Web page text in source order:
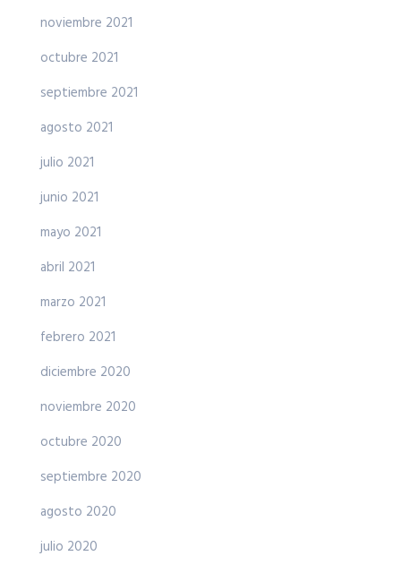
noviembre 2021
octubre 2021
septiembre 2021
agosto 2021
julio 2021
junio 2021
mayo 2021
abril 2021
marzo 2021
febrero 2021
diciembre 2020
noviembre 2020
octubre 2020
septiembre 2020
agosto 2020
julio 2020